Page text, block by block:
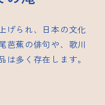
げられ、日本の文化
芭蕉の俳句や、歌川
多く存在します。